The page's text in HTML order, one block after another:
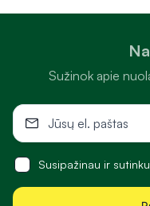
Sužinok apie
Susipažinau ir